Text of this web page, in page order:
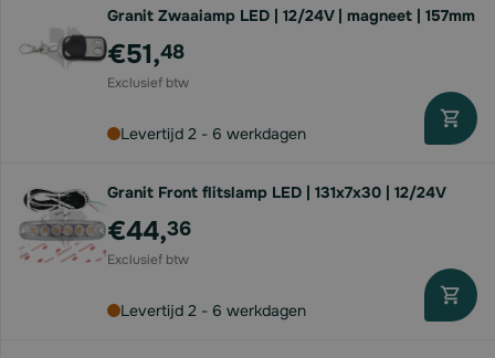
Granit Zwaaiamp LED | 12/24V | magneet | 157mm
€51,48
Levertijd 2 - 6 werkdagen
Granit Front flitslamp LED | 131x7x30 | 12/24V
€44,36
Levertijd 2 - 6 werkdagen